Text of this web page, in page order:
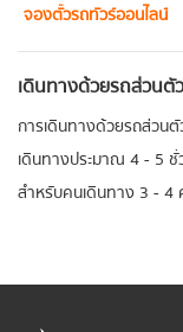
จองตั๋วรถทัวร์ออนไลน์
เดินทางด้วยรถส่วนตัว
การเดินทางด้วยรถส่วนตั
เดินทางประมาณ 4 - 5 ชั่
สำหรับคนเดินทาง 3 - 4